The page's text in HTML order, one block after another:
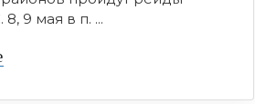
9 мая в п. ...